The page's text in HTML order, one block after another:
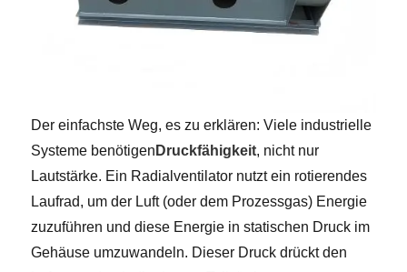
Der einfachste Weg, es zu erklären: Viele industrielle
Systeme benötigen Druckfähigkeit, nicht nur
Lautstärke. Ein Radialventilator nutzt ein rotierendes
Laufrad, um der Luft (oder dem Prozessgas) Energie
zuzuführen und diese Energie in statischen Druck im
Gehäuse umzuwandeln. Dieser Druck drückt den